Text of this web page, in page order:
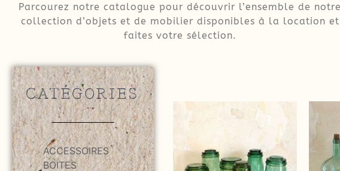
Parcourez notre catalogue pour découvrir l’ensemble de notre
collection d’objets et de mobilier disponibles à la location et
faites votre sélection.
CATÉGORIES
ACCESSOIRES
BOITES